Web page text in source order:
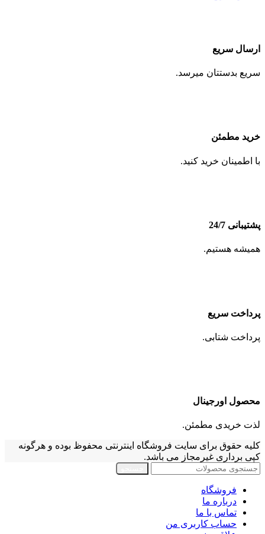
ارسال سریع
سریع بدستتان میرسد.
خرید مطمئن
با اطمینان خرید کنید.
پشتیبانی 24/7
همیشه هستیم.
پرداخت سریع
پرداخت شتابی.
محصول اورجینال
لذت خریدی مطمئن.
کلیه حقوق برای سایت فروشگاه اینترنتی محفوظ بوده و هرگونه
کپی برداری غیرمجاز می باشد.
فروشگاه
درباره ما
تماس با ما
حساب کاربری من